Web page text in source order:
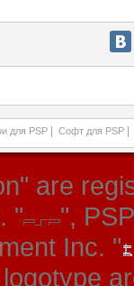
для PSP Софт для PSP
are
"
",
Inc. "